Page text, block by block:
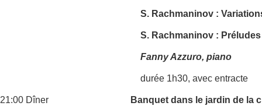
S. Rachmaninov :
S. Rachmaninov :
Fanny Azzuro, piano
durée 1h30, avec entracte
21:00 Dîner Banquet dans le jardin de la